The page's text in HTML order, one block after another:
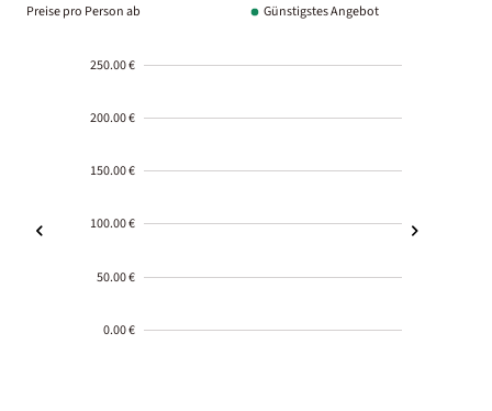
Preise pro Person ab Günstigstes Angebot
250.00 €
200.00 €
150.00 €
100.00 €
50.00 €
0.00 €